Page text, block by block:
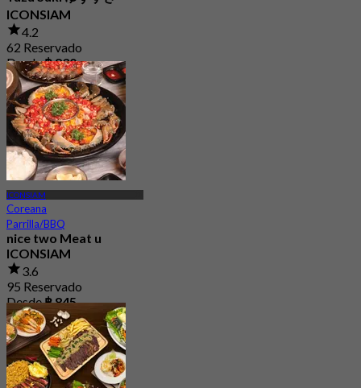
ICONSIAM
4.2
62 Reservado
Desde฿ 830
ICONSIAM
Coreana
Parrilla/BBQ
nice two Meat u
ICONSIAM
3.6
95 Reservado
Desde฿ 845